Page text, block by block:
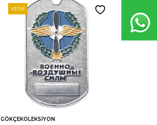
YENI
Sepete
Ekle
GÖKÇEKOLEKSIYON